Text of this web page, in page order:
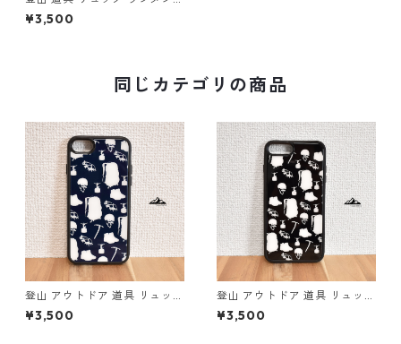
アイゼン ピッケル 山 強化ガラ
ス iphone スマホケース スマ
¥3,500
同じカテゴリの商品
登山 アウトドア 道具 リュック
ランタン アイゼン ピッケル 山
スマホケース スマホカバー
¥3,500
登山 アウトドア 道具 リュック
ランタン アイゼン ピッケル 山
iphone スマホケース スマホ
¥3,500